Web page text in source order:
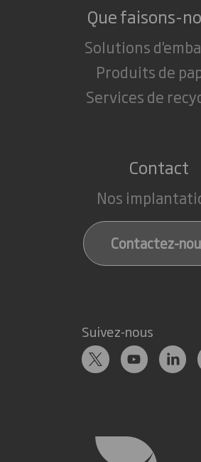
Que faisons-
Solutions
Produits de
Services de
Contact
Nos
Contactez-
Suivez-nous